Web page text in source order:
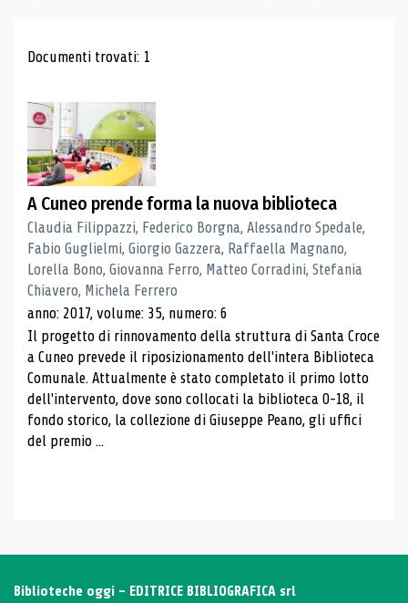
Risultati di ricerca
Documenti trovati: 1
A Cuneo prende forma la nuova biblioteca
Claudia Filippazzi, Federico Borgna, Alessandro Spedale,
Fabio Guglielmi, Giorgio Gazzera, Raffaella Magnano,
Lorella Bono, Giovanna Ferro, Matteo Corradini, Stefania
Chiavero, Michela Ferrero
anno: 2017, volume: 35, numero: 6
Il progetto di rinnovamento della struttura di Santa Croce
a Cuneo prevede il riposizionamento dell'intera Biblioteca
Comunale. Attualmente è stato completato il primo lotto
dell'intervento, dove sono collocati la biblioteca 0-18, il
fondo storico, la collezione di Giuseppe Peano, gli uffici
del premio ...
Biblioteche oggi - EDITRICE BIBLIOGRAFICA srl